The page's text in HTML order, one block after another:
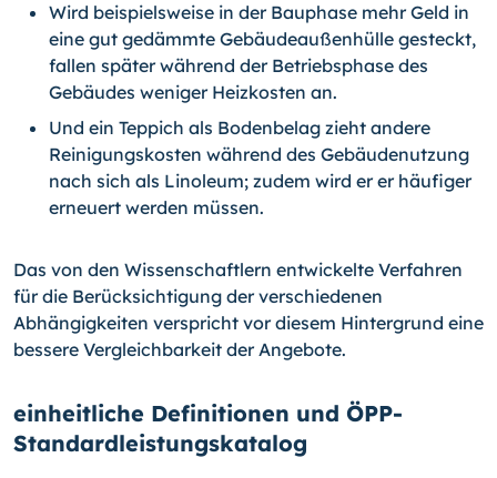
Wird beispielsweise in der Bauphase mehr Geld in
eine gut gedämmte Gebäudeaußenhülle gesteckt,
fallen später während der Betriebsphase des
Gebäudes weniger Heizkosten an.
Und ein Teppich als Bodenbelag zieht andere
Reinigungskosten während des Gebäudenutzung
nach sich als Linoleum; zudem wird er er häufiger
erneuert werden müssen.
Das von den Wissenschaftlern entwickelte Verfahren
für die Berücksichtigung der verschiedenen
Abhängigkeiten verspricht vor diesem Hintergrund eine
bessere Vergleichbarkeit der Angebote.
einheitliche Definitionen und ÖPP-
Standardleistungskatalog